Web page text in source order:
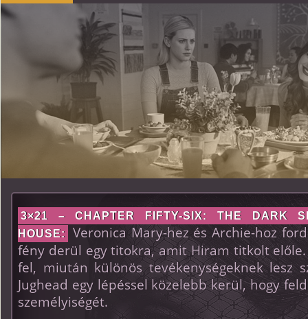
3×21 – CHAPTER FIFTY-SIX: THE DARK
HOUSE:
Veronica Mary-hez és Archie-hoz
fény derül egy titokra, amit Hiram titkolt
fel, miután különös tevékenységeknek lesz
Jughead egy lépéssel közelebb kerül, hogy
személyiségét.